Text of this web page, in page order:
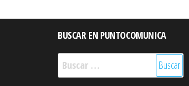
BUSCAR EN PUNTOCOMUNICA
Buscar: